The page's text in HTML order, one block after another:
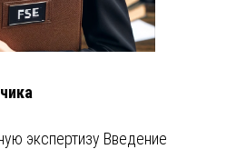
экспертизу Введение